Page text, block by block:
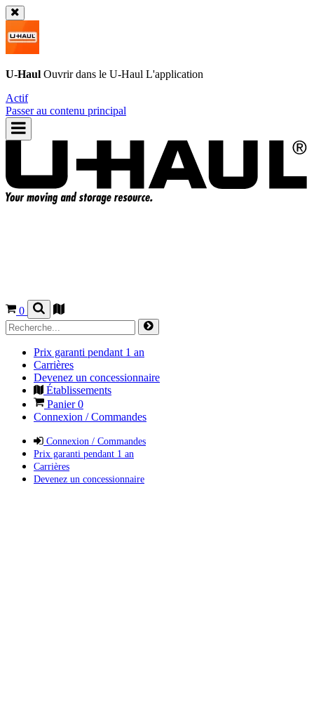
U-Haul Ouvrir dans le U-Haul L'application
Actif
Passer au contenu principal
0
Prix garanti pendant 1 an
Carrières
Devenez un concessionnaire
Établissements
Panier0
Connexion / Commandes
Connexion / Commandes
Prix garanti pendant 1 an
Carrières
Devenez un concessionnaire